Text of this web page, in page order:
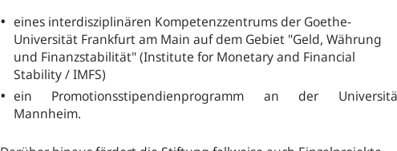
eines interdisziplinären Kompetenzzentrums der Goethe-
Universität Frankfurt am Main auf dem Gebiet "Geld, Währung
und Finanzstabilität"(Institute for Monetary and Financial
Stability/ IMFS)
ein Promotionsstipendienprogramm an der
Mannheim.